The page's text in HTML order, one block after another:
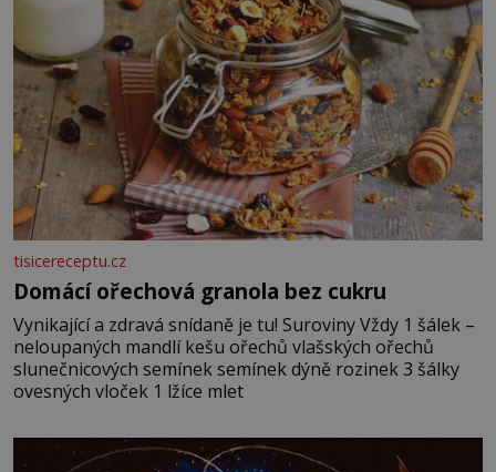
tisicereceptu.cz
Domácí ořechová granola bez cukru
Vynikající a zdravá snídaně je tu! Suroviny Vždy 1 šálek –
neloupaných mandlí kešu ořechů vlašských ořechů
slunečnicových semínek semínek dýně rozinek 3 šálky
ovesných vloček 1 lžíce mlet